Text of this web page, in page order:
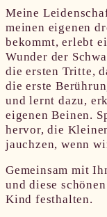
Meine
meinen eigenen
bekommt, erlebt
Wunder der
die ersten Tritte,
die erste
und lernt dazu,
eigenen Beinen.
hervor, die
jauchzen, wenn
Gemeinsam mit
und diese
Kind festhalten.